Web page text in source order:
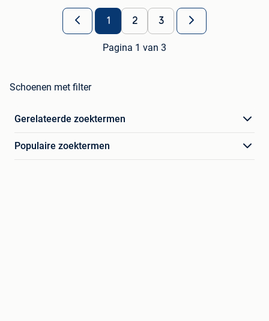
1 2 3
Pagina 1 van 3
Schoenen met filter
Gerelateerde zoektermen
Populaire zoektermen